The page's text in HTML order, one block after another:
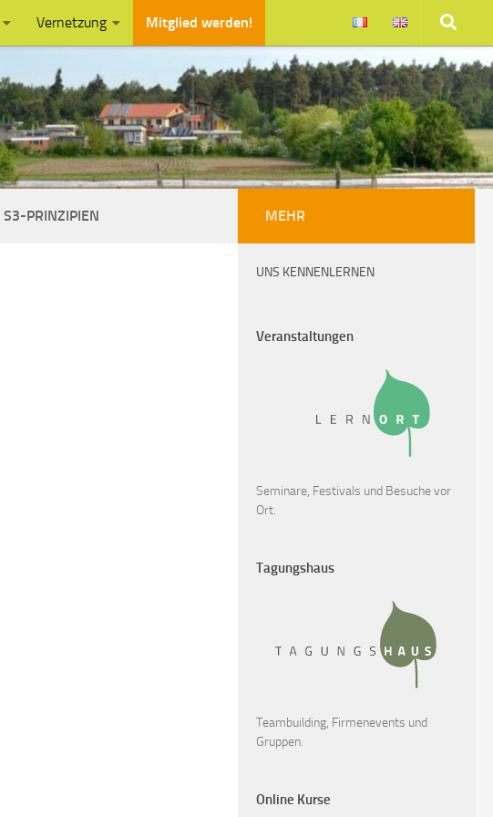
Vernetzung Mitglied werden!
S3-PRINZIPIEN MEHR
UNS KENNENLERNEN
Veranstaltungen
Seminare, Festivals und Besuche vor
Ort.
Tagungshaus
Teambuilding, Firmenevents und
Gruppen.
Online Kurse